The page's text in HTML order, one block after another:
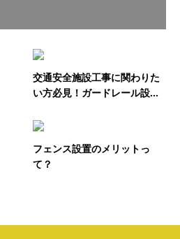
交通安全施設工事に関わりた
い方必見！ガードレール設...
フェンス設置のメリットっ
て？